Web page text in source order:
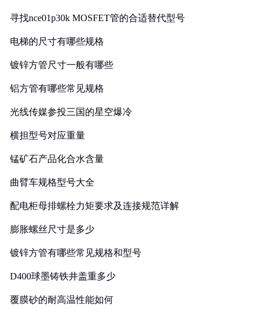
寻找nce01p30k MOSFET管的合适替代型号
电梯的尺寸有哪些规格
镀锌方管尺寸一般有哪些
铝方管有哪些常见规格
光线传媒参投三国的星空爆冷
横担型号对应重量
锰矿石产品化合水含量
曲臂车规格型号大全
配电柜母排螺栓力矩要求及连接规范详解
膨胀螺丝尺寸是多少
镀锌方管有哪些常见规格和型号
D400球墨铸铁井盖重多少
覆膜砂的耐高温性能如何